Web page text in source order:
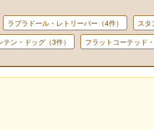
ラブラドール・レトリーバー（4件） スタ
ン・ドッグ（3件） フラットコーテッド